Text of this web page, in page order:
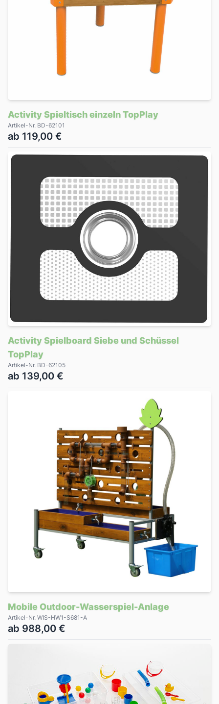
Activity Spieltisch einzeln TopPlay
Artikel-Nr. BD-62101
ab 119,00 €
Activity Spielboard Siebe und Schüssel
TopPlay
Artikel-Nr. BD-62105
ab 139,00 €
Mobile Outdoor-Wasserspiel-Anlage
Artikel-Nr. WIS-HW1-S681-A
ab 988,00 €